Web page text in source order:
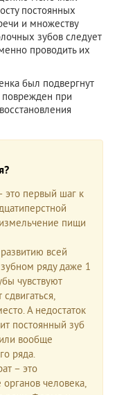
постоянных
и множеству
зубов следует
проводить их
был подвергнут
при
это первый шаг к
пищи
всей
ряду даже 1
чувствуют
А недостаток
постоянный зуб
вообще
ряда.
– это
человека,